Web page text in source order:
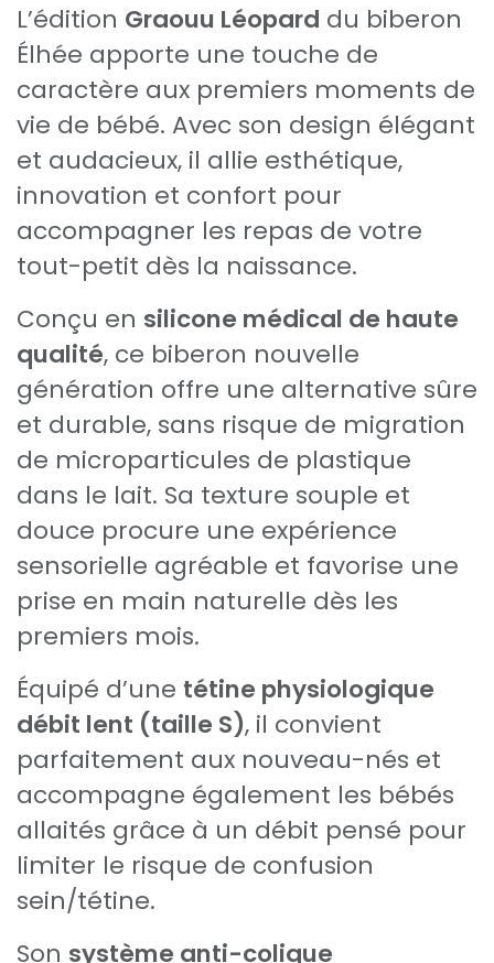
L’édition Graouu Léopard du biberon
Élhée apporte une touche de
caractère aux premiers moments de
vie de bébé. Avec son design élégant
et audacieux, il allie esthétique,
innovation et confort pour
accompagner les repas de votre
tout-petit dès la naissance.
Conçu en silicone médical de haute
qualité, ce biberon nouvelle
génération offre une alternative sûre
et durable, sans risque de migration
de microparticules de plastique
dans le lait. Sa texture souple et
douce procure une expérience
sensorielle agréable et favorise une
prise en main naturelle dès les
premiers mois.
Équipé d’une tétine physiologique
débit lent (taille S), il convient
parfaitement aux nouveau-nés et
accompagne également les bébés
allaités grâce à un débit pensé pour
limiter le risque de confusion
sein/tétine.
Son système anti-colique